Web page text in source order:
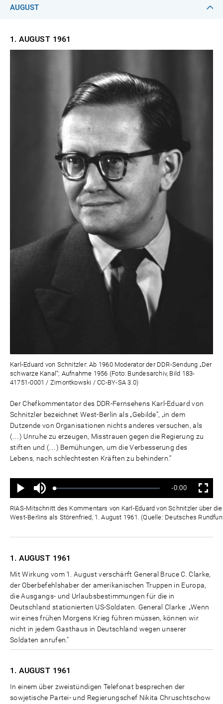
AUGUST
1. AUGUST 1961
Karl-Eduard von Schnitzler: Ab 1960 Moderator der DDR-Sendung „Der
schwarze Kanal“; Aufnahme 1956 (Foto: Bundesarchiv, Bild 183-
41751-0001 / Zimontkowski / CC-BY-SA 3.0)
Der Chefkommentator des DDR-Fernsehens Karl-Eduard von
Schnitzler bezeichnet West-Berlin als „Gebilde“, „in dem
Dutzende von Organisationen nichts anderes versuchen, als
(…) Unruhe zu erzeugen, Misstrauen gegen die Regierung zu
stiften und (…) Bemühungen, um die Verbesserung des
Lebens, nach schlechtesten Kräften zu behindern.“
Wiedergabe
Ton
aus
Geladen:
Status:
Verbleibende
Zeit
-0:00 Vollbild
RIAS-Mitschnitt des Kommentars von Karl-Eduard von Schnitzler über
West-Berlins als Störenfried, 1. August 1961. (Quelle: Deutsches
1. AUGUST 1961
Mit Wirkung vom 1. August verschärft General Bruce C. Clarke,
der Oberbefehlshaber der amerikanischen Truppen in Europa,
die Ausgangs- und Urlaubsbestimmungen für die in
Deutschland stationierten US-Soldaten. General Clarke: „Wenn
wir eines frühen Morgens Krieg führen müssen, können wir
nicht in jedem Gasthaus in Deutschland wegen unserer
Soldaten anrufen."
1. AUGUST 1961
In einem über zweistündigen Telefonat besprechen der
sowjetische Partei- und Regierungschef Nikita Chruschtschow